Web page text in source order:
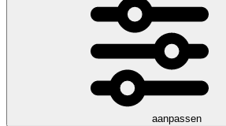
aanpassen